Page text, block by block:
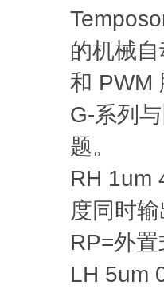
的机械
和
G-系列
题。
RH 1um
度同时
RP=外
LH 5um